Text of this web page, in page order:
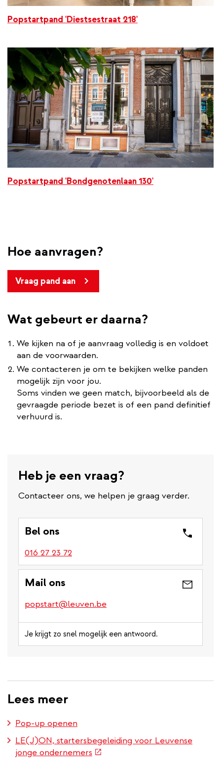
Popstartpand 'Diestsestraat 218'
Popstartpand 'Bondgenotenlaan 130'
Hoe aanvragen?
Vraag pand aan
Wat gebeurt er daarna?
We kijken na of je aanvraag volledig is en voldoet
aan de voorwaarden.
We contacteren je om te bekijken welke panden
mogelijk zijn voor jou.
Soms vinden we geen match, bijvoorbeeld als de
gevraagde periode bezet is of een pand definitief
verhuurd is.
Heb je een vraag?
Contacteer ons, we helpen je graag verder.
Bel ons
016 27 23 72
Mail ons
popstart@leuven.be
Je krijgt zo snel mogelijk een antwoord.
Lees meer
Pop-up openen
LE(J)ON, startersbegeleiding voor Leuvense
jonge ondernemers (externe